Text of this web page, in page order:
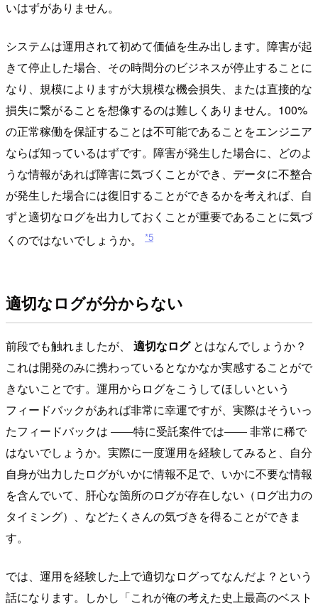
いはずがありません。
システムは運用されて初めて価値を生み出します。障害が起
きて停止した場合、その時間分のビジネスが停止することに
なり、規模によりますが大規模な機会損失、または直接的な
損失に繋がることを想像するのは難しくありません。100%
の正常稼働を保証することは不可能であることをエンジニア
ならば知っているはずです。障害が発生した場合に、どのよ
うな情報があれば障害に気づくことができ、データに不整合
が発生した場合には復旧することができるかを考えれば、自
ずと適切なログを出力しておくことが重要であることに気づ
くのではないでしょうか。
*5
適切なログが分からない
前段でも触れましたが、 適切なログとはなんでしょうか？
これは開発のみに携わっているとなかなか実感することがで
きないことです。運用からログをこうしてほしいという
フィードバックがあれば非常に幸運ですが、実際はそういっ
たフィードバックは ――特に受託案件では―― 非常に稀で
はないでしょうか。実際に一度運用を経験してみると、自分
自身が出力したログがいかに情報不足で、いかに不要な情報
を含んでいて、肝心な箇所のログが存在しない（ログ出力の
タイミング）、などたくさんの気づきを得ることができま
す。
では、運用を経験した上で適切なログってなんだよ？という
話になります。しかし「これが俺の考えた史上最高のベスト